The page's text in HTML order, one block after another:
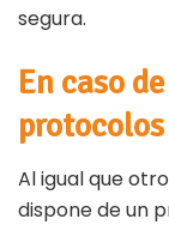
segura.
En caso
Al igual que
dispone de un